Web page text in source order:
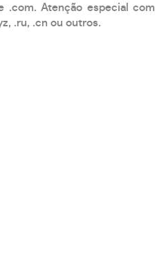
.com. Atenção especial com
.ru, .cn ou outros.